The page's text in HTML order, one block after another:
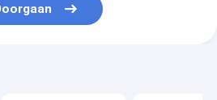
van vrachtwagens